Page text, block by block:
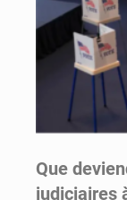
Que
judiciaires